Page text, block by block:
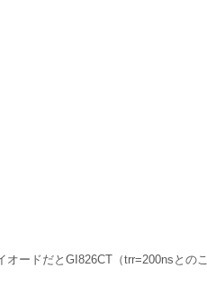
ードだとGI826CT（trr=200nsとのこ